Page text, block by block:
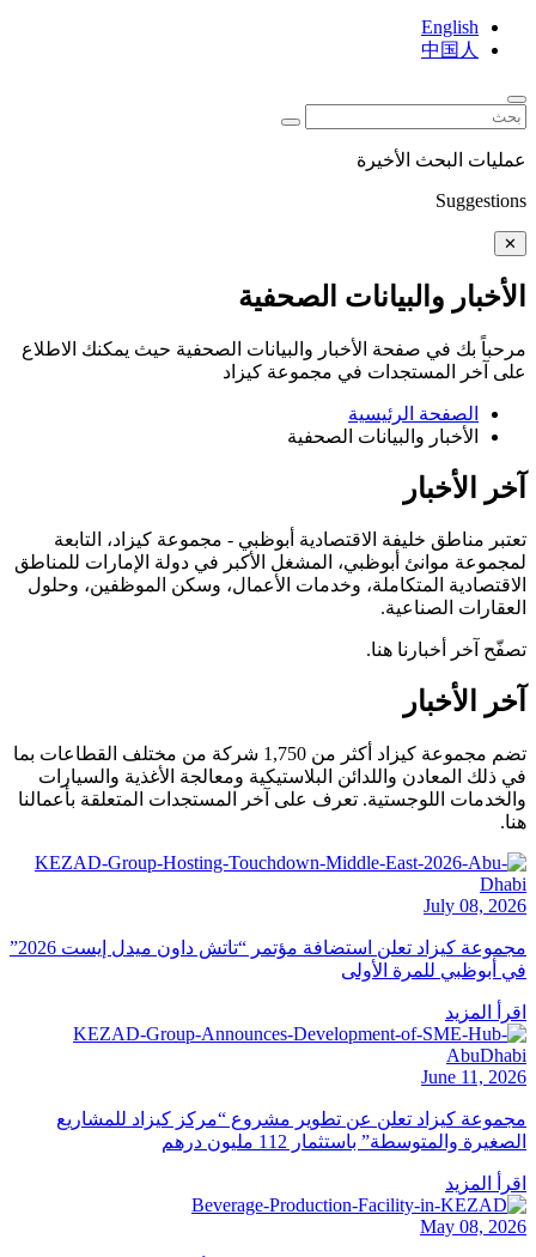
English
中国人
البحث الأخيرة
والبيانات الصحفية
بك في صفحة الأخبار والبيانات الصحفية حيث يمكنك الاطلاع
آخر المستجدات في مجموعة كيزاد
الصفحة الرئيسية
الأخبار والبيانات الصحفية
الأخبار
مناطق خليفة الاقتصادية أبوظبي - مجموعة كيزاد، التابعة
موانئ أبوظبي، المشغل الأكبر في دولة الإمارات للمناطق
المتكاملة، وخدمات الأعمال، وسكن الموظفين، وحلول
الصناعية.
آخر أخبارنا هنا.
الأخبار
تضم مجموعة كيزاد أكثر من 1,750 شركة من مختلف القطاعات بما
ذلك المعادن واللدائن البلاستيكية ومعالجة الأغذية والسيارات
اللوجستية. تعرف على آخر المستجدات المتعلقة بأعمالنا
July 08,
مجموعة كيزاد تعلن استضافة مؤتمر “تاتش داون ميدل إيست 2026”
أبوظبي للمرة الأولى
المزيد
June 11,
كيزاد تعلن عن تطوير مشروع “مركز كيزاد للمشاريع
والمتوسطة” ‏باستثمار 112 مليون درهم
المزيد
May 08,